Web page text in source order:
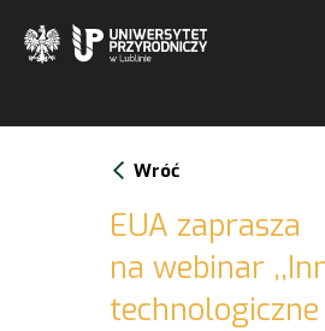
Wróć
EUA zaprasza
na webinar